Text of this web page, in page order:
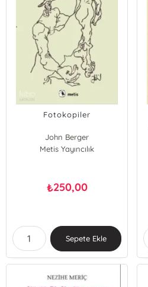
Fotokopiler
John Berger
Metis Yayıncılık
₺250,00
Sepete Ekle